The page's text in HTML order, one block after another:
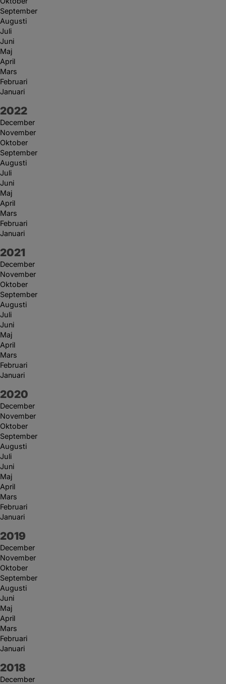
September
Augusti
Juli
Juni
Maj
April
Mars
Februari
Januari
År:
2022
December
November
Oktober
September
Augusti
Juli
Juni
Maj
April
Mars
Februari
Januari
År:
2021
December
November
Oktober
September
Augusti
Juli
Juni
Maj
April
Mars
Februari
Januari
År:
2020
December
November
Oktober
September
Augusti
Juli
Juni
Maj
April
Mars
Februari
Januari
År:
2019
December
November
Oktober
September
Augusti
Juni
Maj
April
Mars
Februari
Januari
År:
2018
December